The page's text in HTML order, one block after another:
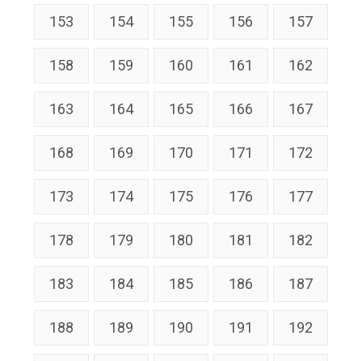
153 154 155 156 157
158 159 160 161 162
163 164 165 166 167
168 169 170 171 172
173 174 175 176 177
178 179 180 181 182
183 184 185 186 187
188 189 190 191 192